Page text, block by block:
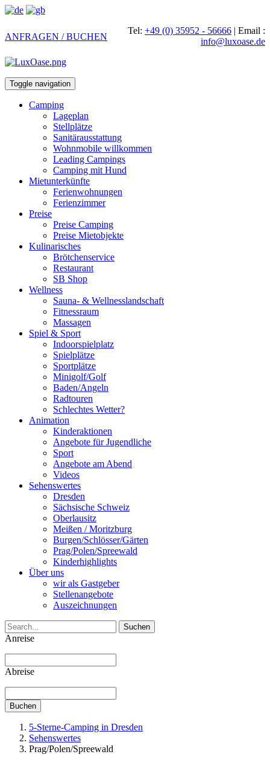
ANFRAGEN / BUCHEN
Tel: +49 (0) 35952 - 56666 | Email :
info@luxoase.de
Toggle navigation
Camping
Lageplan
Stellplätze
Sanitärausstattung
Wohnmobile willkommen
Leading Campings
Camping mit Hund
Mietunterkünfte
Ferienwohnungen
Ferienzimmer
Preise
Preise Camping
Preise Mietobjekte
Kulinarisches
Brötchenservice
Restaurant
SB Shop
Wellness
Sauna- & Wellnesslandschaft
Fitnessraum
Massagen
Spiel & Sport
Indoorspielplatz
Spielplätze
Sportplätze
Minigolf/Golf
Baden/Angeln
Radtouren
Schlechtes Wetter?
Animation
Kinderaktionen
Angebote für Jugendliche
Sport
Angebote am Abend
Videos
Sehenswertes
Dresden
Sächsische Schweiz
Oberlausitz
Meißen / Moritzburg
Burgen/Schlösser/Gärten
Prag/Polen/Spreewald
Kinderhighlights
Über uns
wir als Gastgeber
Stellenangebote
Auszeichnungen
Suchen
Anreise
Abreise
Buchen
5-Sterne-Camping in Dresden
Sehenswertes
Prag/Polen/Spreewald